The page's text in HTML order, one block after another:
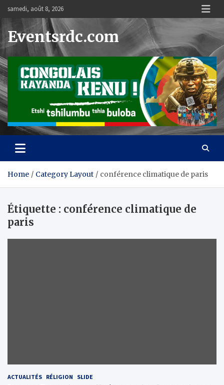
content
samedi, août 8, 2026
Eventsrdc.com
Home Category Layout conférence climatique de paris
Étiquette : conférence climatique de
paris
ACTUALITÉS RÉLIGION SLIDE